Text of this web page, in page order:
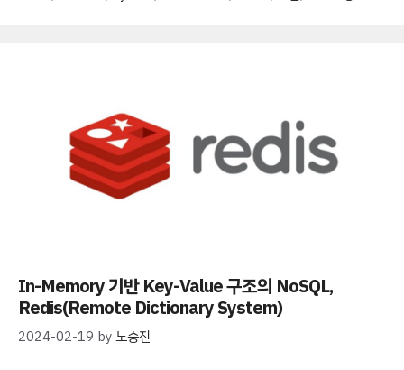
In-Memory 기반 Key-Value 구조의 NoSQL,
Redis(Remote Dictionary System)
2024-02-19 by노승진